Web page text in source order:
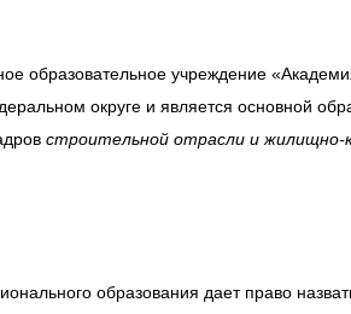
образовательное учреждение
округе и является основной
строительной отрасли и жилищно-
образования дает право